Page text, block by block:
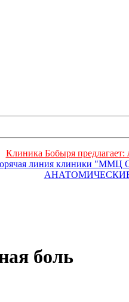
Клиника Бобыря предлагает:
линия клиники "ММЦ
боль